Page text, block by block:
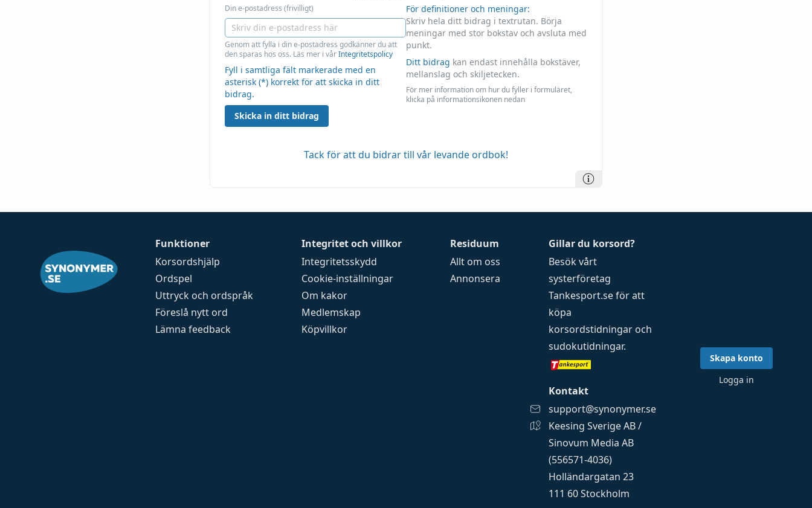
Din e-postadress (frivilligt)
Genom att fylla i din e-postadress godkänner du att
den sparas hos oss. Läs mer i vårIntegritetspolicy
Fyll i samtliga fält markerade med en
asterisk (*) korrekt för att skicka in ditt
bidrag.
Skicka in ditt bidrag
För definitioner och meningar:
Skriv hela ditt bidrag i textrutan. Börja
meningar med stor bokstav och avsluta med
punkt.
Ditt bidrag kan endast innehålla bokstäver,
mellanslag och skiljetecken.
För mer information om hur du fyller i formuläret,
klicka på informationsikonen nedan
Tack för att du bidrar till vår levande ordbok!
Funktioner
Korsordshjälp
Ordspel
Uttryck och ordspråk
Föreslå nytt ord
Lämna feedback
Integritet och villkor
Integritetsskydd
Cookie-inställningar
Om kakor
Medlemskap
Köpvillkor
Residuum
Allt om oss
Annonsera
Gillar du korsord?
Besök vårt
systerföretag
Tankesport.seför att
köpa
korsordstidningar och
sudokutidningar.
Kontakt
support@synonymer.se
Keesing Sverige AB /
Sinovum Media AB
(556571-4036)
Holländargatan 23
111 60 Stockholm
Skapa konto
Logga in